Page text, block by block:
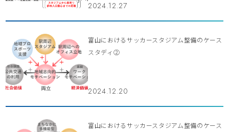
2024.12.27
富山におけるサッカースタジアム整備のケース
スタディ②
2024.12.20
富山におけるサッカースタジアム整備のケース